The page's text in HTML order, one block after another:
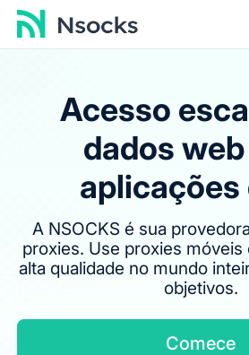
Acesso
dados
aplicações
A NSOCKS é sua
proxies. Use proxies móveis
alta qualidade no mundo
objetivos.
Comece